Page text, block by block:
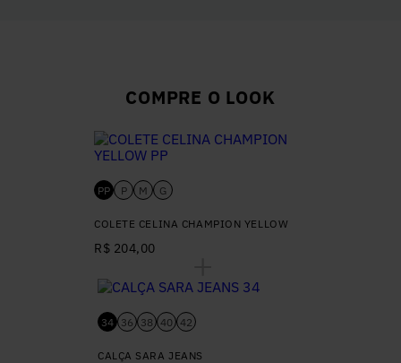
COMPRE O LOOK
PP P M G
COLETE CELINA CHAMPION YELLOW
R$ 204,00
34 36 38 40 42
CALÇA SARA JEANS